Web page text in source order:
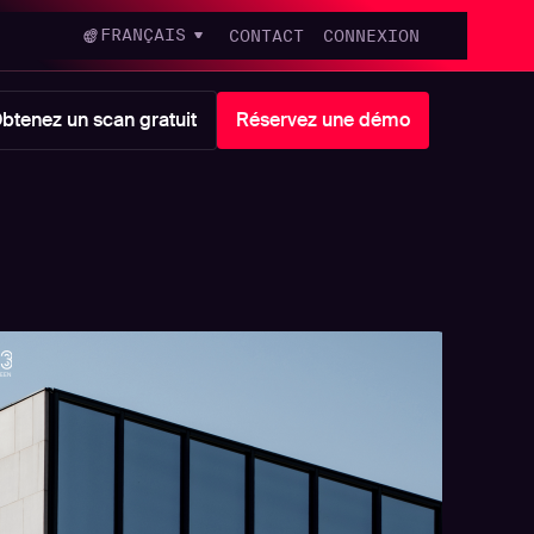
FRANÇAIS CONTACT CONNEXION
un scan gratuit Réservez une démo